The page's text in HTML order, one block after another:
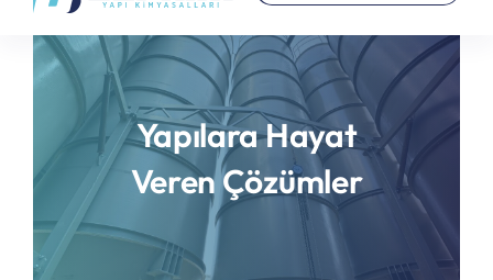
Yapılara Hayat
Veren Çözümler